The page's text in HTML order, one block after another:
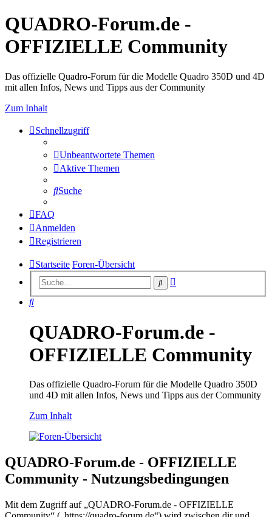
QUADRO-Forum.de -
OFFIZIELLE Community
Das offizielle Quadro-Forum für die Modelle Quadro 350D und 4D
mit allen Infos, News und Tipps aus der Community
Zum Inhalt
Schnellzugriff
Unbeantwortete Themen
Aktive Themen
Suche
FAQ
Anmelden
Registrieren
Startseite Foren-Übersicht
Suche
Suche
QUADRO-Forum.de -
OFFIZIELLE Community
Das offizielle Quadro-Forum für die Modelle Quadro 350D
und 4D mit allen Infos, News und Tipps aus der Community
Zum Inhalt
QUADRO-Forum.de - OFFIZIELLE
Community - Nutzungsbedingungen
Mit dem Zugriff auf „QUADRO-Forum.de - OFFIZIELLE